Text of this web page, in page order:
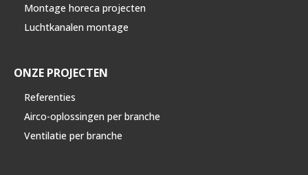
Montage horeca projecten
Luchtkanalen montage
ONZE PROJECTEN
Referenties
Airco-oplossingen per branche
Ventilatie per branche